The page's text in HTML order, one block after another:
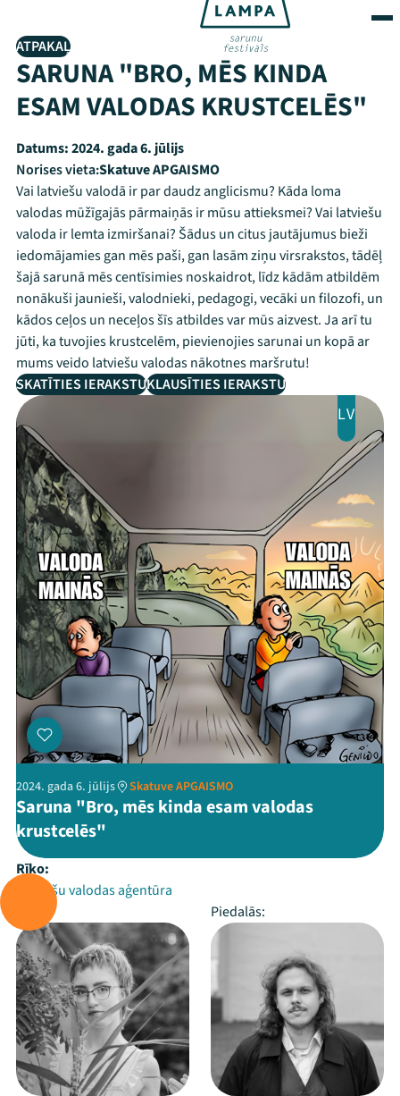
ATPAKAĻ
SARUNA "BRO, MĒS KINDA
ESAM VALODAS KRUSTCELĒS"
Datums:2024. gada 6. jūlijs
Norises vieta:Skatuve APGAISMO
Vai latviešu valodā ir par daudz anglicismu? Kāda loma
valodas mūžīgajās pārmaiņās ir mūsu attieksmei? Vai latviešu
valoda ir lemta izmiršanai? Šādus un citus jautājumus bieži
iedomājamies gan mēs paši, gan lasām ziņu virsrakstos, tādēļ
šajā sarunā mēs centīsimies noskaidrot, līdz kādām atbildēm
nonākuši jaunieši, valodnieki, pedagogi, vecāki un filozofi, un
kādos ceļos un neceļos šīs atbildes var mūs aizvest. Ja arī tu
jūti, ka tuvojies krustcelēm, pievienojies sarunai un kopā ar
mums veido latviešu valodas nākotnes maršrutu!
SKATĪTIES IERAKSTUKLAUSĪTIES IERAKSTU
LV
2024. gada 6. jūlijs Skatuve APGAISMO
Saruna "Bro, mēs kinda esam valodas
krustcelēs"
Rīko:
Latviešu valodas aģentūra
Piedalās: